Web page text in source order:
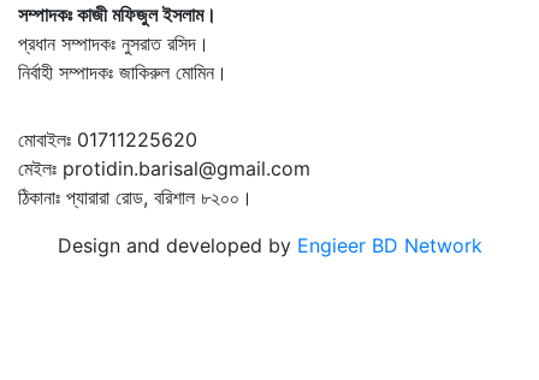
সম্পাদকঃ কাজী মফিজুল ইসলাম।
প্রধান সম্পাদকঃ নুসরাত রসিদ।
নির্বাহী সম্পাদকঃ জাকিরুল মোমিন।
মোবাইলঃ 01711225620
মেইলঃ protidin.barisal@gmail.com
ঠিকানাঃ প্যারারা রোড, বরিশাল ৮২০০।
Design and developed by Engieer BD Network